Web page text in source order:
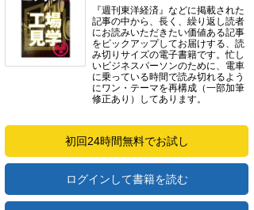
『週刊東洋経済』などに掲載された
記事の中から、長く、繰り返し読者
にお読みいただきたい価値ある記事
をピックアップしてお届けする、読
み切りサイズの電子書籍です。忙し
いビジネスパーソンのために、電車
に乗っている時間で読み切れるよう
にワン・テーマを再構成（一部加筆
修正あり）してあります。
初回24時間無料でお試し
ログインして書籍を読む